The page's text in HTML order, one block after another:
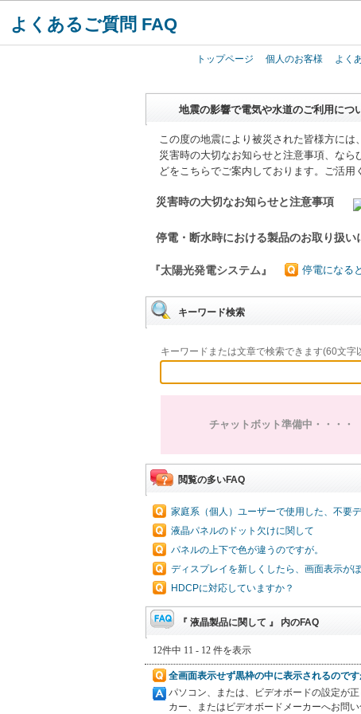
よくあるご質問 FAQ
トップページ 個人のお客様 よく
地震の影響で電気や水道のご利用につ
この度の地震により被災された皆様方には
災害時の大切なお知らせと注意事項、な
どをこちらでご案内しております。ご活用
災害時の大切なお知らせと注意事項
停電・断水時における製品のお取り扱い
『太陽光発電システム』 停電になる
キーワード検索
キーワードまたは文章で検索できます(60文字
チャットボット準備中・・・・
閲覧の多いFAQ
家庭系（個人）ユーザーで使用した、不要
液晶パネルのドット欠けに関して
パネルの上下で色が違うのですが。
ディスプレイを新しくしたら、画面表示が
HDCPに対応していますか？
『 液晶製品に関して 』 内のFAQ
12件中 11 - 12 件を表示
全画面表示せず黒枠の中に表示されるので
パソコン、または、ビデオボードの設定が
カー、またはビデオボードメーカーへお問い